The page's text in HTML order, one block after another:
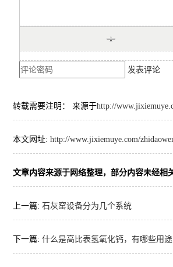
发表评论
转载需要注明： 来源于http://
本文网址: http://www.jixiemuye.com/
文章内容来源于网络整理，部分内容未经相
上一篇: 石灰窑设备分为几个系统
下一篇: 什么是高比表氢氧化钙，有哪些用途